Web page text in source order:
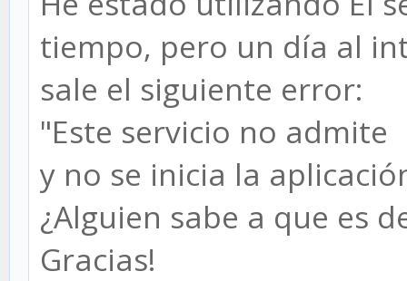
tiempo, pero un día al
sale el siguiente error:
"Este servicio no admite
y no se inicia la
¿Alguien sabe a que es
Gracias!